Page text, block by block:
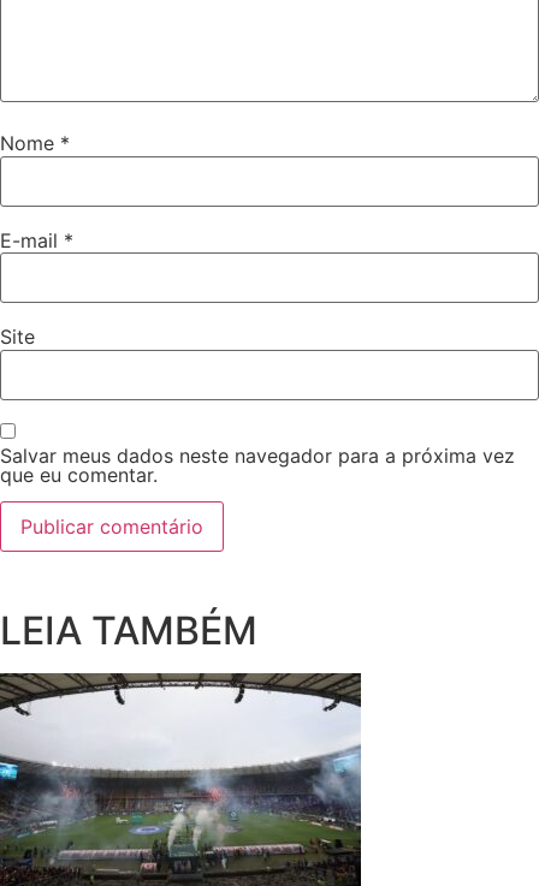
Nome *
E-mail *
Site
Salvar meus dados neste navegador para a próxima vez
que eu comentar.
LEIA TAMBÉM